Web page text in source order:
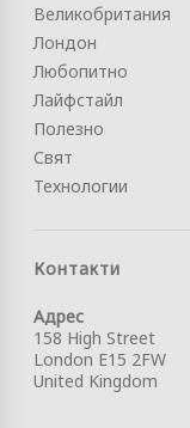
Великобритания
Лондон
Любопитно
Лайфстайл
Полезно
Свят
Технологии
Контакти
Адрес
158 High Street
London E15 2FW
United Kingdom